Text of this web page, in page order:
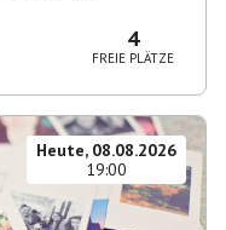
4
FREIE PLÄTZE
Heute, 08.08.2026
19:00